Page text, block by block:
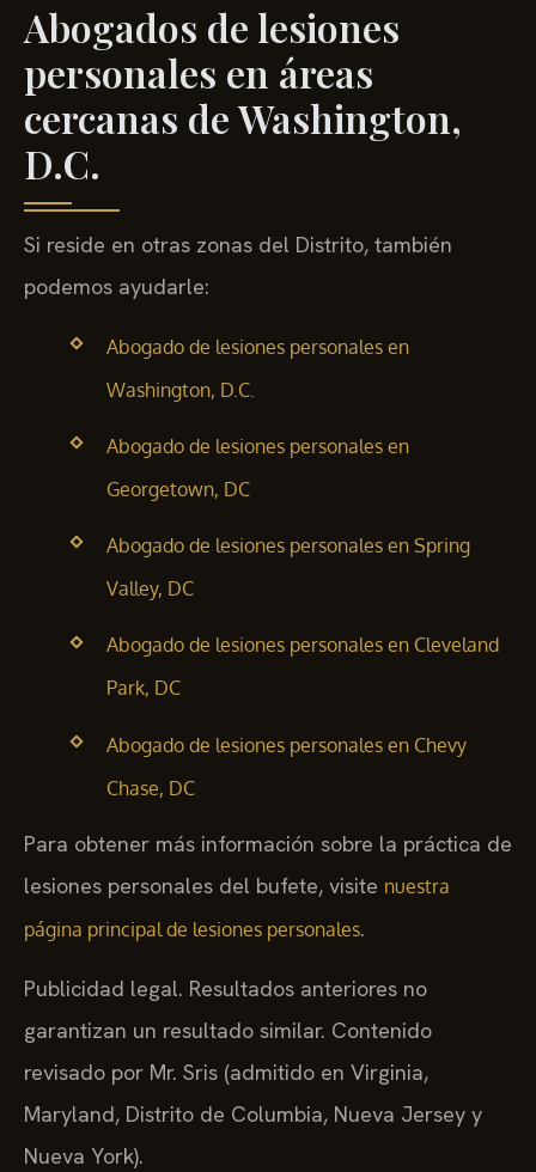
Abogados de lesiones
personales en áreas
cercanas de Washington,
D.C.
Si reside en otras zonas del Distrito, también
podemos ayudarle:
Abogado de lesiones personales en
Washington, D.C.
Abogado de lesiones personales en
Georgetown, DC
Abogado de lesiones personales en Spring
Valley, DC
Abogado de lesiones personales en Cleveland
Park, DC
Abogado de lesiones personales en Chevy
Chase, DC
Para obtener más información sobre la práctica de
lesiones personales del bufete, visite nuestra
página principal de lesiones personales.
Publicidad legal. Resultados anteriores no
garantizan un resultado similar. Contenido
revisado por Mr. Sris (admitido en Virginia,
Maryland, Distrito de Columbia, Nueva Jersey y
Nueva York).